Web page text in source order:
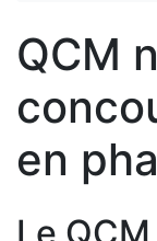
QCM
en